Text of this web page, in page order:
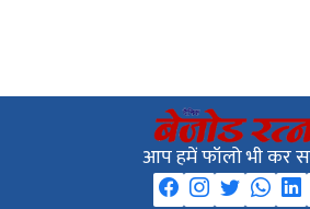
आप हमें फॉलो भी कर